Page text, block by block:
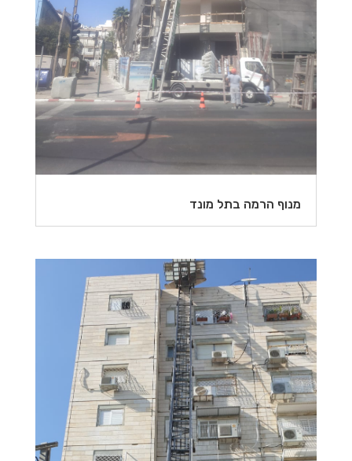
מנוף הרמה בתל מונד